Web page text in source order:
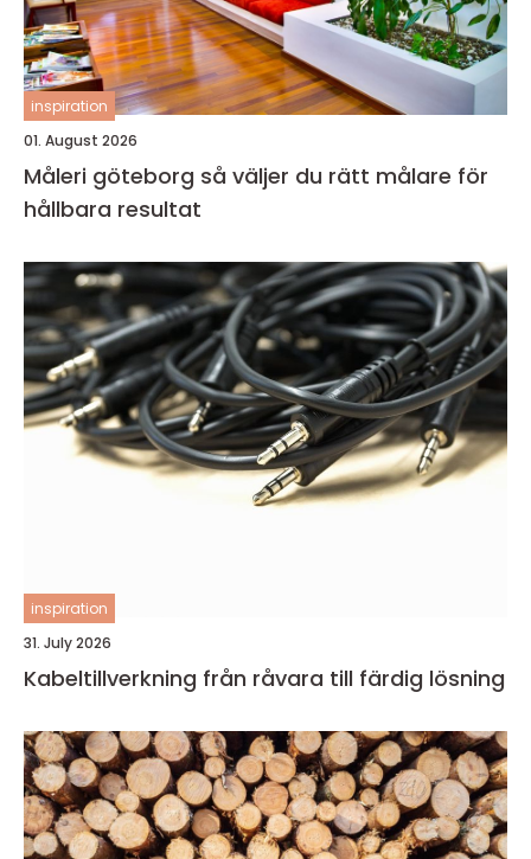
inspiration
01. August 2026
Måleri göteborg så väljer du rätt målare för
hållbara resultat
inspiration
31. July 2026
Kabeltillverkning från råvara till färdig lösning